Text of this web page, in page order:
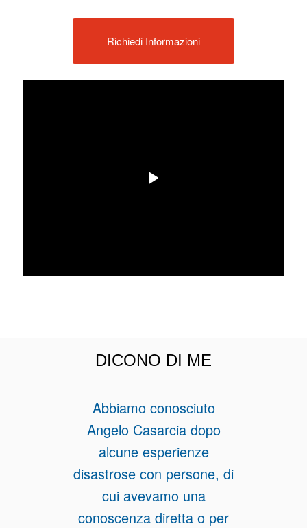
Richiedi Informazioni
DICONO DI ME
Abbiamo conosciuto
Angelo Casarcia dopo
alcune esperienze
disastrose con persone, di
cui avevamo una
conoscenza diretta o per